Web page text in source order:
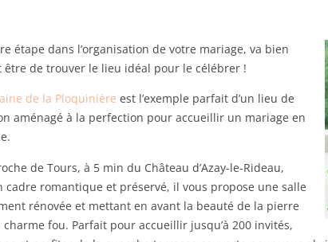
étape dans l’organisation de votre mariage, va bien
être de trouver le lieu idéal pour le célébrer !
de la Ploquinière est l’exemple parfait d’un lieu de
aménagé à la perfection pour accueillir un mariage en
de Tours, à 5 min du Château d’Azay-le-Rideau,
cadre romantique et préservé, il vous propose une salle
rénovée et mettant en avant la beauté de la pierre
charme fou. Parfait pour accueillir jusqu’à 200 invités,